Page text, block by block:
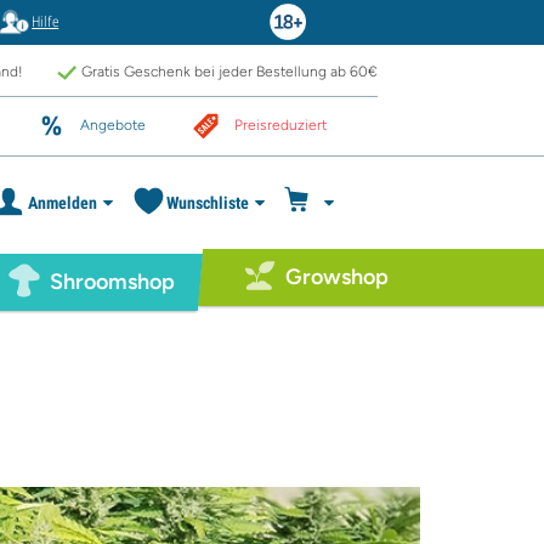
Hilfe
Gratis Geschenk bei jeder Bestellung ab 60€
Angebote Preisreduziert
Anmelden Wunschliste
Shroomshop Growshop